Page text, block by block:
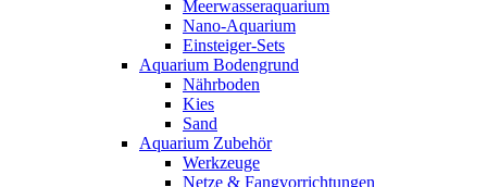
Meerwasseraquarium
Nano-Aquarium
Einsteiger-Sets
Aquarium Bodengrund
Nährboden
Kies
Sand
Aquarium Zubehör
Werkzeuge
Netze & Fangvorrichtungen